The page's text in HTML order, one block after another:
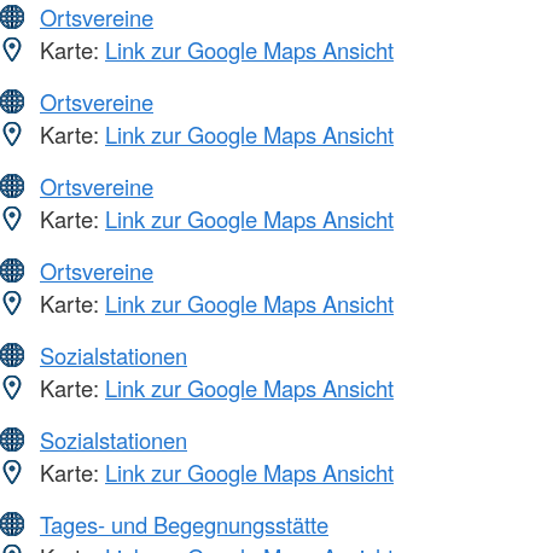
Ortsvereine
Karte: Link zur Google Maps Ansicht
Ortsvereine
Karte: Link zur Google Maps Ansicht
Ortsvereine
Karte: Link zur Google Maps Ansicht
Ortsvereine
Karte: Link zur Google Maps Ansicht
Sozialstationen
Karte: Link zur Google Maps Ansicht
Sozialstationen
Karte: Link zur Google Maps Ansicht
Tages- und Begegnungsstätte